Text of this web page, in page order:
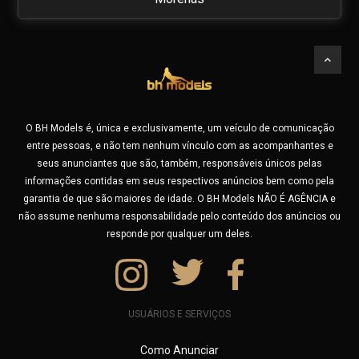
Encontre no BHModels as mais belas
acompanhantes de BH e todo o Brasil
Está procurando acompanhante de luxo em Belo Horizonte?
As famosas Garotas do JOB ? Ou está viajando e quer
de Contagem e região? Não se preocupe, no BHModels você
pode fazer uma busca por cidade e encontrar profissionais
experientes em várias cidades do Brasil.
Seja você um morador ou um turista, usando nossa busca,
você vai encontrar uma garota de programa especial
próxima a você para viver momentos de muito prazer.
tente por exemplo, buscar por Fantasias sexuais como:
Amamentação adulta (Lactofilia), Atriz Pornô, Banho de
Chuva/Prata, Banho de Língua, Banho Dourado (Golden
Creampie, Cuckold, Dança do Ventre, Dogging, Dominação,
Orientais
Ruivas
Suggar Baby
O BH Models é, única e exclusivamente, um veículo de comunicação
entre pessoas, e não tem nenhum vínculo com as acompanhantes e
seus anunciantes que são, também, responsáveis únicos pelas
informações contidas em seus respectivos anúncios bem como pela
garantia de que são maiores de idade. O BH Models NÃO É AGÊNCIA e
não assume nenhuma responsabilidade pelo conteúdo dos anúncios ou
responde por qualquer um deles.
USUÁRIOS E SERVIÇOS
Como Anunciar